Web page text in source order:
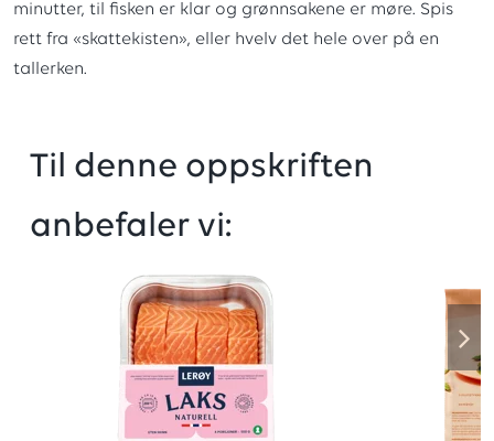
minutter, til fisken er klar og grønnsakene er møre. Spis
rett fra «skattekisten», eller hvelv det hele over på en
tallerken.
Til denne oppskriften
anbefaler vi: